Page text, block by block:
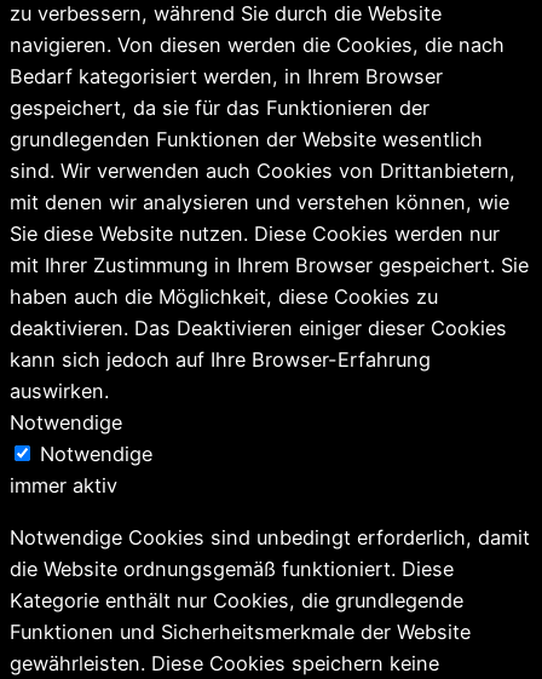
zu verbessern, während Sie durch die Website
navigieren. Von diesen werden die Cookies, die nach
Bedarf kategorisiert werden, in Ihrem Browser
gespeichert, da sie für das Funktionieren der
grundlegenden Funktionen der Website wesentlich
sind. Wir verwenden auch Cookies von Drittanbietern,
mit denen wir analysieren und verstehen können, wie
Sie diese Website nutzen. Diese Cookies werden nur
mit Ihrer Zustimmung in Ihrem Browser gespeichert. Sie
haben auch die Möglichkeit, diese Cookies zu
deaktivieren. Das Deaktivieren einiger dieser Cookies
kann sich jedoch auf Ihre Browser-Erfahrung
auswirken.
Notwendige
Notwendige
immer aktiv
Notwendige Cookies sind unbedingt erforderlich, damit
die Website ordnungsgemäß funktioniert. Diese
Kategorie enthält nur Cookies, die grundlegende
Funktionen und Sicherheitsmerkmale der Website
gewährleisten. Diese Cookies speichern keine